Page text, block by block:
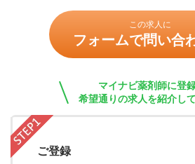
この求人に
フォームで問い合
マイナビ薬剤師に登
希望通りの求人を紹介し
ご登録